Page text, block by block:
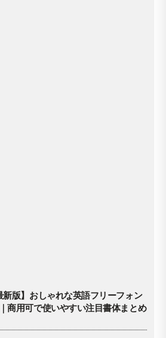
新版】おしゃれな英語フリーフォン
商用可で使いやすい注目書体まとめ